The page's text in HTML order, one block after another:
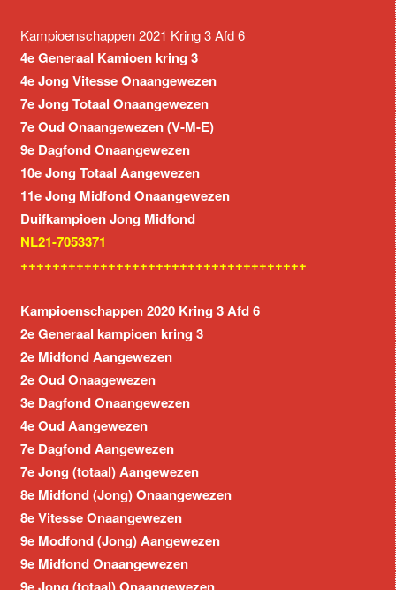
Kampioenschappen 2021 Kring 3 Afd 6
4e Generaal Kamioen kring 3
4e Jong Vitesse Onaangewezen
7e Jong Totaal Onaangewezen
7e Oud Onaangewezen (V-M-E)
9e Dagfond Onaangewezen
10e Jong Totaal Aangewezen
11e Jong Midfond Onaangewezen
Duifkampioen Jong Midfond
NL21-7053371
++++++++++++++++++++++++++++++++++++
Kampioenschappen 2020 Kring 3 Afd 6
2e Generaal kampioen kring 3
2e Midfond Aangewezen
2e Oud Onaagewezen
3e Dagfond Onaangewezen
4e Oud Aangewezen
7e Dagfond Aangewezen
7e Jong (totaal) Aangewezen
8e Midfond (Jong) Onaangewezen
8e Vitesse Onaangewezen
9e Modfond (Jong) Aangewezen
9e Midfond Onaangewezen